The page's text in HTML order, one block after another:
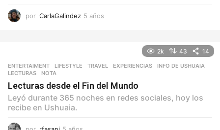
por CarlaGalindez 5 años
2k 43 14
ENTERTAIMENT ,LIFESTYLE ,TRAVEL EXPERIENCIAS ,INFO DE USHUAIA
LECTURAS
,NOTA
Lecturas desde el Fin del Mundo
Leyó durante 365 noches en redes sociales, hoy los
recibe en Ushuaia.